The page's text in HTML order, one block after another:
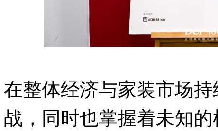
在整体经济与家装市场
战，同时也掌握着未知